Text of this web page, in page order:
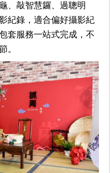
、敲智慧鑼、過聰明
紀錄，適合偏好攝影紀
套服務一站式完成，不
。